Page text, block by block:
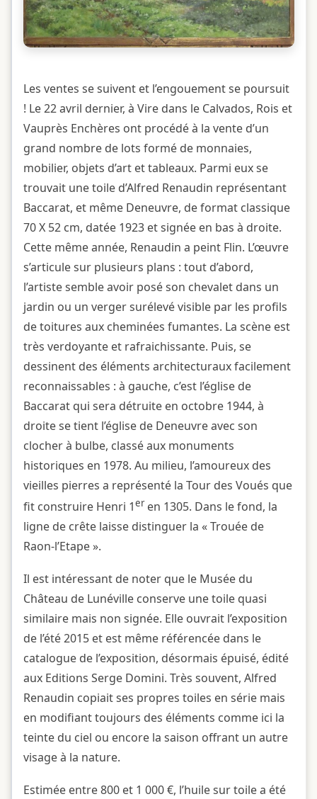
Les ventes se suivent et l’engouement se poursuit
! Le 22 avril dernier, à Vire dans le Calvados, Rois et
Vauprès Enchères ont procédé à la vente d’un
grand nombre de lots formé de monnaies,
mobilier, objets d’art et tableaux. Parmi eux se
trouvait une toile d’Alfred Renaudin représentant
Baccarat, et même Deneuvre, de format classique
70 X 52 cm, datée 1923 et signée en bas à droite.
Cette même année, Renaudin a peint Flin. L’œuvre
s’articule sur plusieurs plans : tout d’abord,
l’artiste semble avoir posé son chevalet dans un
jardin ou un verger surélevé visible par les profils
de toitures aux cheminées fumantes. La scène est
très verdoyante et rafraichissante. Puis, se
dessinent des éléments architecturaux facilement
reconnaissables : à gauche, c’est l’église de
Baccarat qui sera détruite en octobre 1944, à
droite se tient l’église de Deneuvre avec son
clocher à bulbe, classé aux monuments
historiques en 1978. Au milieu, l’amoureux des
vieilles pierres a représenté la Tour des Voués que
fit construire Henri 1er en 1305. Dans le fond, la
ligne de crête laisse distinguer la « Trouée de
Raon-l’Etape ».
Il est intéressant de noter que le Musée du
Château de Lunéville conserve une toile quasi
similaire mais non signée. Elle ouvrait l’exposition
de l’été 2015 et est même référencée dans le
catalogue de l’exposition, désormais épuisé, édité
aux Editions Serge Domini. Très souvent, Alfred
Renaudin copiait ses propres toiles en série mais
en modifiant toujours des éléments comme ici la
teinte du ciel ou encore la saison offrant un autre
visage à la nature.
Estimée entre 800 et 1 000 €, l’huile sur toile a été